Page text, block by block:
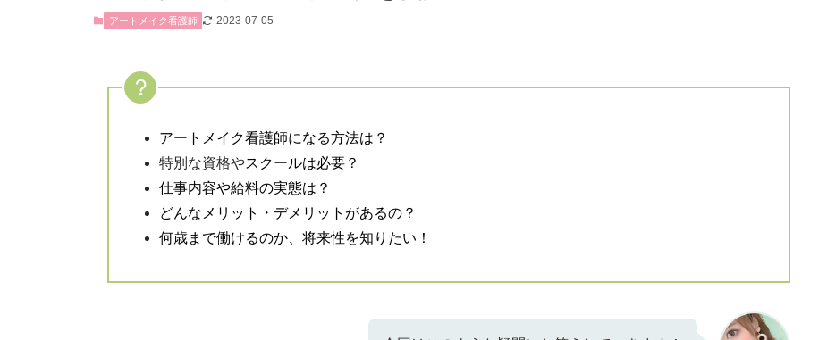
アートメイク看護師 2023-07-05
アートメイク看護師になる方法は？
特別な資格やスクールは必要？
仕事内容や給料の実態は？
どんなメリット・デメリットがあるの？
何歳まで働けるのか、将来性を知りたい！